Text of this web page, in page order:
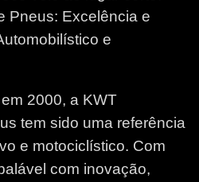
Pneus: Excelência e
e
2000, a KWT
tem sido uma referência
e motociclístico. Com
com inovação,